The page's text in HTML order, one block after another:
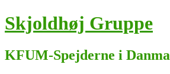
Skjoldhøj Gruppe
KFUM-Spejderne i